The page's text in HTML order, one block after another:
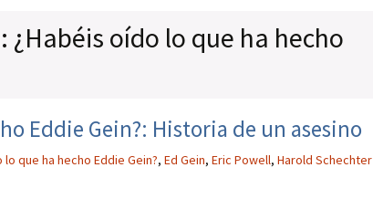
oído lo que ha hecho
Eddie Gein?: Historia de un asesino
lo que ha hecho Eddie Gein?, Ed Gein, Eric Powell, Harold Schechter